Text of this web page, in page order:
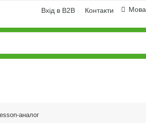
Мова
Вхід в B2B Контакти
аналог